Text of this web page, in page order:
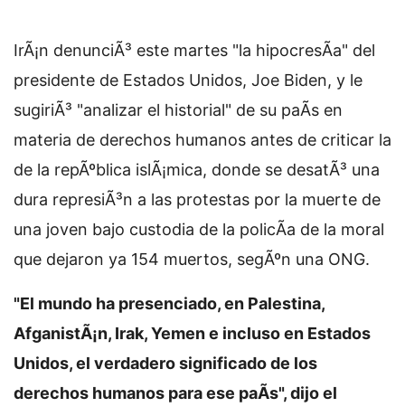
IrÃ¡n denunciÃ³ este martes "la hipocresÃ­a" del
presidente de Estados Unidos, Joe Biden, y le
sugiriÃ³ "analizar el historial" de su paÃ­s en
materia de derechos humanos antes de criticar la
de la repÃºblica islÃ¡mica, donde se desatÃ³ una
dura represiÃ³n a las protestas por la muerte de
una joven bajo custodia de la policÃ­a de la moral
que dejaron ya 154 muertos, segÃºn una ONG.
"El mundo ha presenciado, en Palestina,
AfganistÃ¡n, Irak, Yemen e incluso en Estados
Unidos, el verdadero significado de los
derechos humanos para ese paÃ­s", dijo el